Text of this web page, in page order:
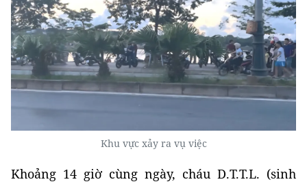
Khu vực xảy ra vụ việc
Khoảng 14 giờ cùng ngày, cháu D.T.T.L. (sinh